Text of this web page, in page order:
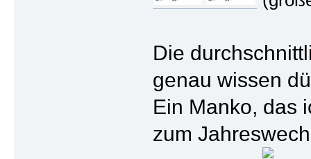
Die
genau wissen
Ein Manko, das
zum